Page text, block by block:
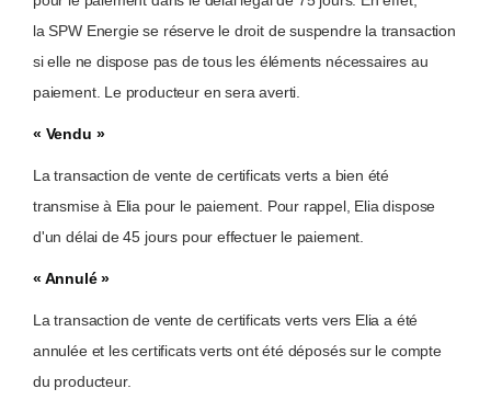
la SPW Energie se réserve le droit de suspendre la transaction
si elle ne dispose pas de tous les éléments nécessaires au
paiement. Le producteur en sera averti.
« Vendu »
La transaction de vente de certificats verts a bien été
transmise à Elia pour le paiement. Pour rappel, Elia dispose
d'un délai de 45 jours pour effectuer le paiement.
« Annulé »
La transaction de vente de certificats verts vers Elia a été
annulée et les certificats verts ont été déposés sur le compte
du producteur.